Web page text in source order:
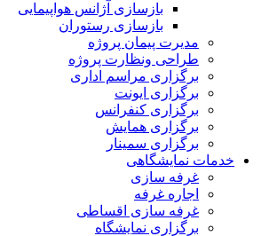
بازسازی آژانس هواپیمایی
بازسازی رستوران
مدیرت پیمان پروژه
طراحی ونظارت پروژه
برگزاری مراسم اداری
برگزاری ایونت
برگزاری کنفرانس
برگزاری همایش
برگزاری سمینار
خدمات نمایشگاهی
غرفه سازی
اجاره غرفه
غرفه سازی اقساطی
برگزاری نمایشگاه